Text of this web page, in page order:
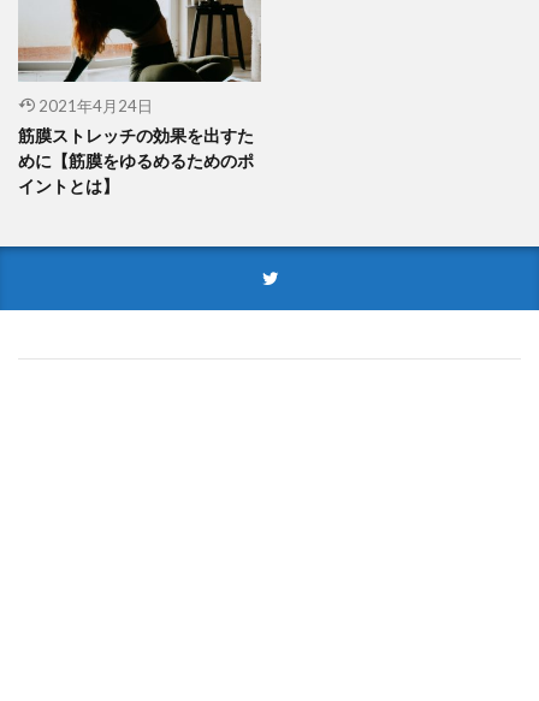
2021年4月24日
筋膜ストレッチの効果を出すた
めに【筋膜をゆるめるためのポ
イントとは】